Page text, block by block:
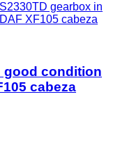
gearbox in
XF105 cabeza
good condition
cabeza